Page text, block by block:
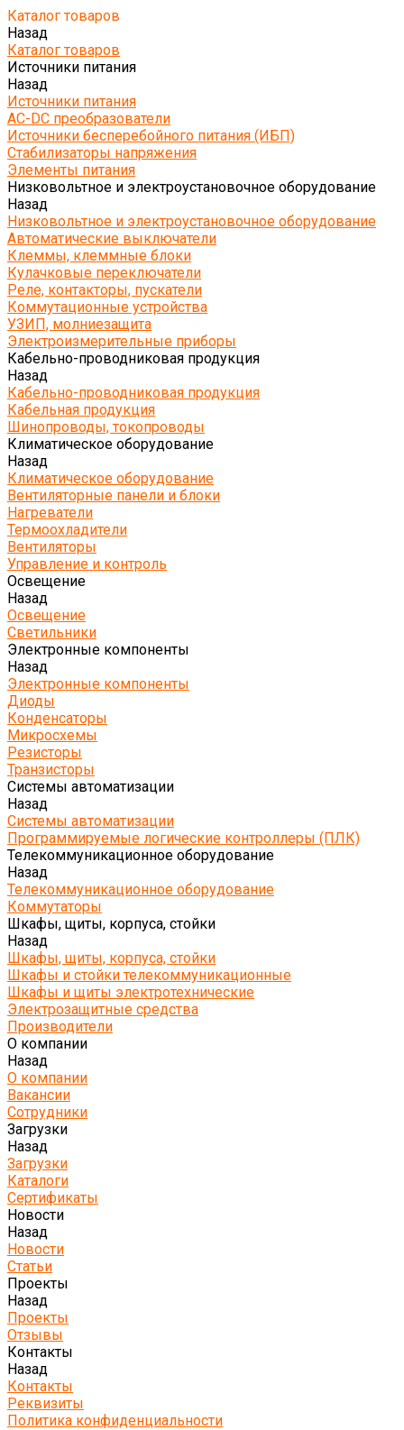
Каталог товаров
Назад
Каталог товаров
Источники питания
Назад
Источники питания
AC-DC преобразователи
Источники бесперебойного питания (ИБП)
Стабилизаторы напряжения
Элементы питания
Низковольтное и электроустановочное оборудование
Назад
Низковольтное и электроустановочное оборудование
Автоматические выключатели
Клеммы, клеммные блоки
Кулачковые переключатели
Реле, контакторы, пускатели
Коммутационные устройства
УЗИП, молниезащита
Электроизмерительные приборы
Кабельно-проводниковая продукция
Назад
Кабельно-проводниковая продукция
Кабельная продукция
Шинопроводы, токопроводы
Климатическое оборудование
Назад
Климатическое оборудование
Вентиляторные панели и блоки
Нагреватели
Термоохладители
Вентиляторы
Управление и контроль
Освещение
Назад
Освещение
Светильники
Электронные компоненты
Назад
Электронные компоненты
Диоды
Конденсаторы
Микросхемы
Резисторы
Транзисторы
Системы автоматизации
Назад
Системы автоматизации
Программируемые логические контроллеры (ПЛК)
Телекоммуникационное оборудование
Назад
Телекоммуникационное оборудование
Коммутаторы
Шкафы, щиты, корпуса, стойки
Назад
Шкафы, щиты, корпуса, стойки
Шкафы и стойки телекоммуникационные
Шкафы и щиты электротехнические
Электрозащитные средства
Производители
О компании
Назад
О компании
Вакансии
Сотрудники
Загрузки
Назад
Загрузки
Каталоги
Сертификаты
Новости
Назад
Новости
Статьи
Проекты
Назад
Проекты
Отзывы
Контакты
Назад
Контакты
Реквизиты
Политика конфиденциальности